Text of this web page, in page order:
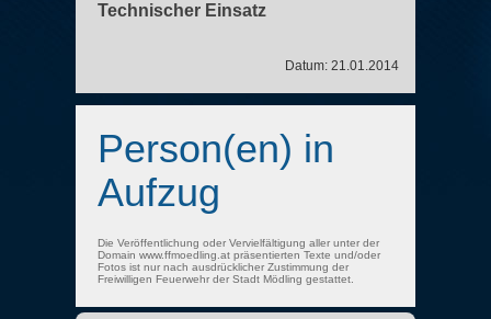
Technischer Einsatz
Datum: 21.01.2014
Person(en) in
Aufzug
Die Veröffentlichung oder Vervielfältigung aller unter der
Domain www.ffmoedling.at präsentierten Texte und/oder
Fotos ist nur nach ausdrücklicher Zustimmung der
Freiwilligen Feuerwehr der Stadt Mödling gestattet.